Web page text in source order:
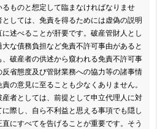
ものと想定して臨まなければなりませ
しては、免責を得るためには虚偽の説明
述べることが肝要です。破産管財人とし
な債務負担など免責不許可事由があると
破産者の供述から窺われる免責不許可事
反省態度及び管財業務への協力等の諸事情
の意見に至ることも少なくありません。
産者としては、前提として申立代理人に対
に際し、自ら不利益と思える事項でも隠し
にすべてを告げることが重要です。そう